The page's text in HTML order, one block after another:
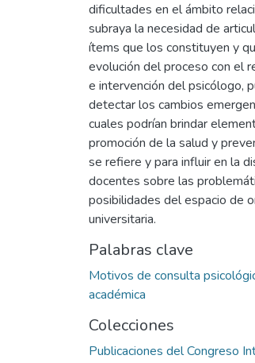
dificultades en el ámbito
subraya la necesidad de
ítems que los constituyen y
evolución del proceso con el
e intervención del psicólogo,
detectar los cambios
cuales podrían brindar
promoción de la salud y
se refiere y para influir en la
docentes sobre las
posibilidades del espacio de
universitaria.
Palabras clave
Motivos de consulta
académica
Colecciones
Publicaciones del Congreso